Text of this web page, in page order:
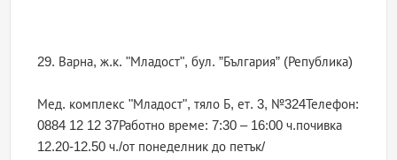
29. Варна, ж.к. "Младост", бул. ”България” (Република)
Мед. комплекс "Младост", тяло Б, ет. 3, №324Телефон:
0884 12 12 37Работно време: 7:30 – 16:00 ч.почивка
12.20-12.50 ч./от понеделник до петък/